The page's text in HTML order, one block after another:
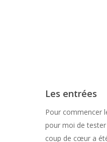
Les entrées
Pour commencer
pour moi de
coup de cœur a